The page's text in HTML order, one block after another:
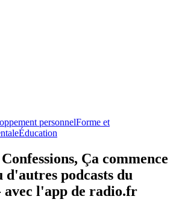
personnelForme et
Éducation
Ça commence
podcasts du
avec l'app de radio.fr